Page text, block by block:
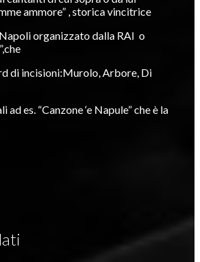
ammore” , storica vincitrice
organizzato dalla RAI o
di incisioni:Murolo, Arbore, Di
es. “Canzone ‘e Napule” che è la